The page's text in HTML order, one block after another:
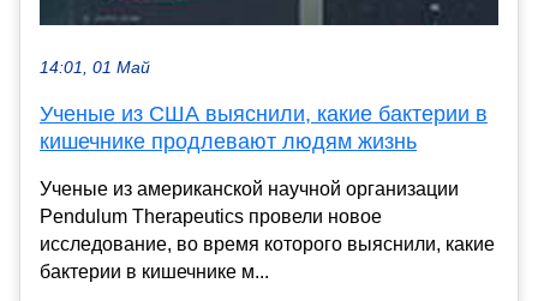
14:01, 01 Май
Ученые из США выяснили, какие бактерии в
кишечнике продлевают людям жизнь
Ученые из американской научной организации
Pendulum Therapeutics провели новое
исследование, во время которого выяснили, какие
бактерии в кишечнике м...